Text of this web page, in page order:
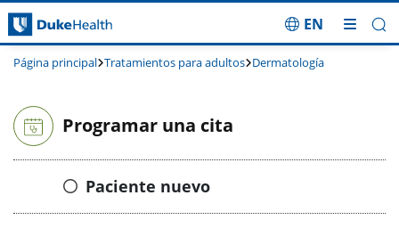
Saltar navegación
EN
Página principal Tratamientos para adultos Dermatología
Programar una cita
Paciente nuevo